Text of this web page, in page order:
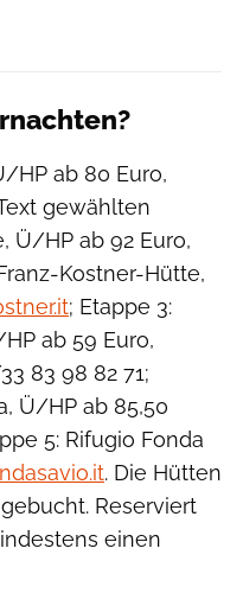
HP ab 80 Euro,
gewählten
Ü/HP ab 92 Euro,
Kostner-Hütte,
; Etappe 3:
ab 59 Euro,
83 98 82 71;
Ü/HP ab 85,50
5: Rifugio Fonda
. Die Hütten
Reserviert
einen